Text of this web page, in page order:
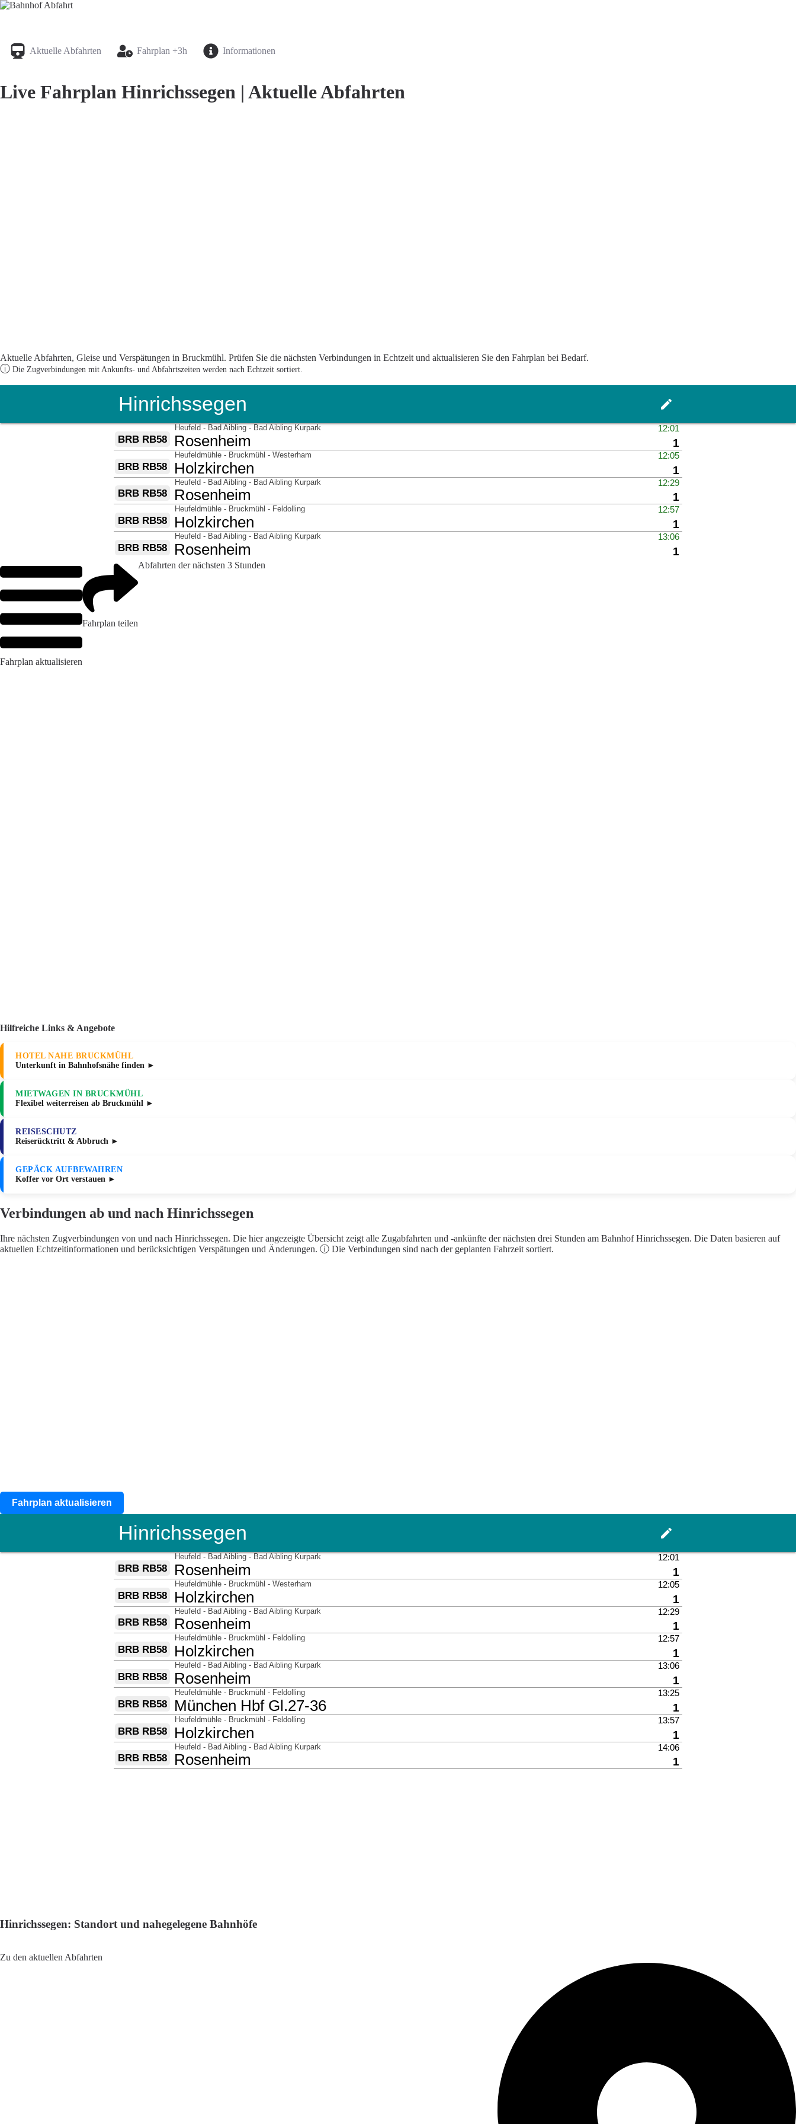
Aktuelle Abfahrten Fahrplan +3h Informationen
Live Fahrplan Hinrichssegen | Aktuelle Abfahrten
Aktuelle Abfahrten, Gleise und Verspätungen in Bruckmühl. Prüfen Sie die nächsten Verbindungen in Echtzeit und aktualisieren Sie den Fahrplan bei Bedarf.
ⓘ Die Zugverbindungen mit Ankunfts- und Abfahrtszeiten werden nach Echtzeit sortiert.
Fahrplan aktualisieren
Fahrplan teilen
Abfahrten der nächsten 3 Stunden
Hilfreiche Links & Angebote
HOTEL NAHE BRUCKMÜHL
Unterkunft in Bahnhofsnähe finden ►
MIETWAGEN IN BRUCKMÜHL
Flexibel weiterreisen ab Bruckmühl ►
REISESCHUTZ
Reiserücktritt & Abbruch ►
GEPÄCK AUFBEWAHREN
Koffer vor Ort verstauen ►
Verbindungen ab und nach Hinrichssegen
Ihre nächsten Zugverbindungen von und nach Hinrichssegen. Die hier angezeigte Übersicht zeigt alle Zugabfahrten und -ankünfte der nächsten drei Stunden am Bahnhof Hinrichssegen. Die Daten basieren auf
aktuellen Echtzeitinformationen und berücksichtigen Verspätungen und Änderungen. ⓘ Die Verbindungen sind nach der geplanten Fahrzeit sortiert.
Fahrplan aktualisieren
Hinrichssegen: Standort und nahegelegene Bahnhöfe
Zu den aktuellen Abfahrten